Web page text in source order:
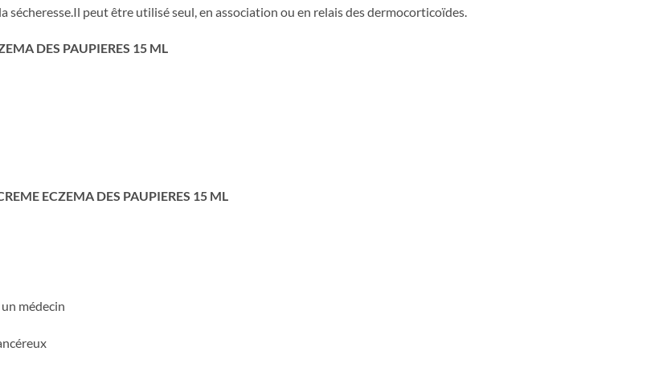
peut être utilisé seul, en association ou en relais des dermocorticoïdes.
DES PAUPIERES 15 ML
ECZEMA DES PAUPIERES 15 ML
médecin